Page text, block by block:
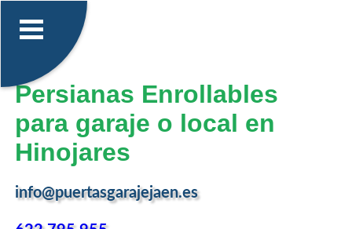
Persianas Enrollables
para garaje o local en
Hinojares
info@puertasgarajejaen.es